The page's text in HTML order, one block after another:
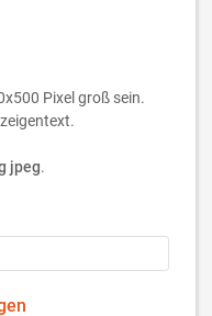
Pixel groß sein.
jpeg.